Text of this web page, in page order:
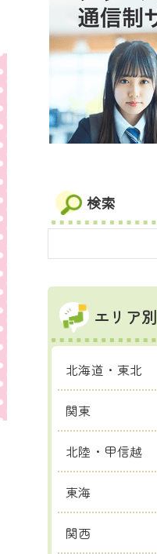
検索
エリア別
北海道・東北
関東
北陸・甲信越
東海
関西